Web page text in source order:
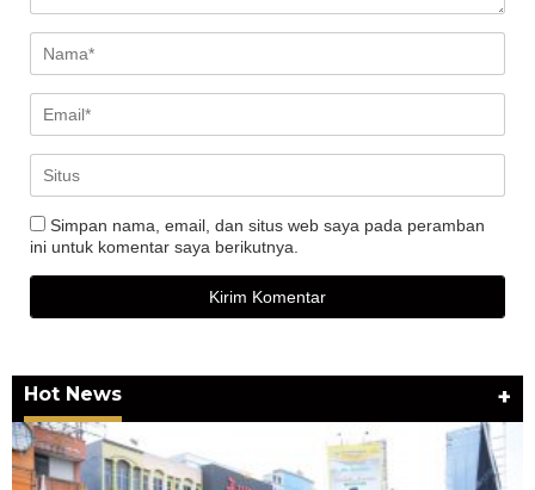
Simpan nama, email, dan situs web saya pada peramban
ini untuk komentar saya berikutnya.
Hot News +